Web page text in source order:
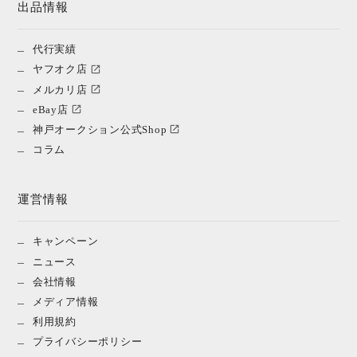
出品情報
代行実績
ヤフオク店
メルカリ店
eBay店
神戸オークション公式Shop
コラム
運営情報
キャンペーン
ニュース
会社情報
メディア情報
利用規約
プライバシーポリシー